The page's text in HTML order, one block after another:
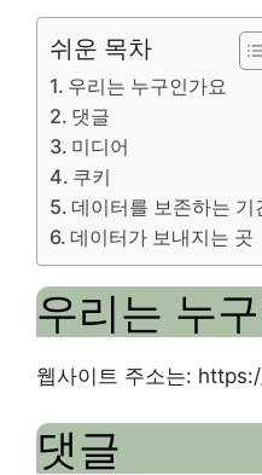
쉬운 목차
우리는 누구인가요
댓글
미디어
쿠키
데이터를 보존하는 기
데이터가 보내지는 곳
우리는 누
웹사이트 주소는:
댓글